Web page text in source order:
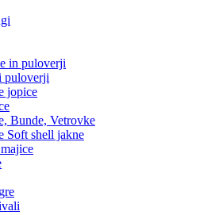
in puloverji
puloverji
jopice
Bunde, Vetrovke
Soft shell jakne